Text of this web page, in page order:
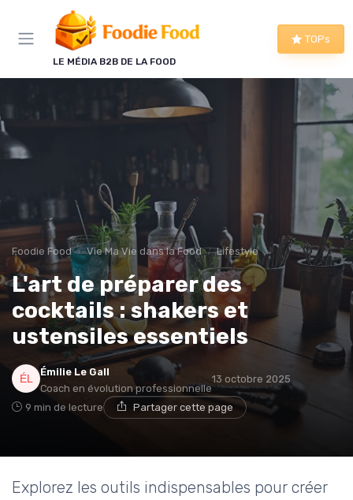
LE MÉDIA B2B DE LA FOOD
TOPs
Foodie Food Vie Ma Vie dans la Food Lifestyle
L'art de préparer des
cocktails : shakers et
ustensiles essentiels
Émilie Le Gall
Coach en évolution professionnelle
13 octobre 2025
9 min de lecture Partager cette page
Explorez les outils indispensables pour créer
Panneau de gestion des cookies